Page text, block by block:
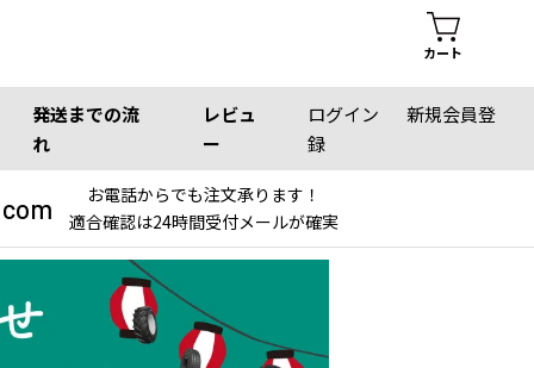
カート
発送までの流
れ
レビュ
ー
ログイン
新規会員登
録
お電話からでも注文承ります！
適合確認は24時間受付メールが確実